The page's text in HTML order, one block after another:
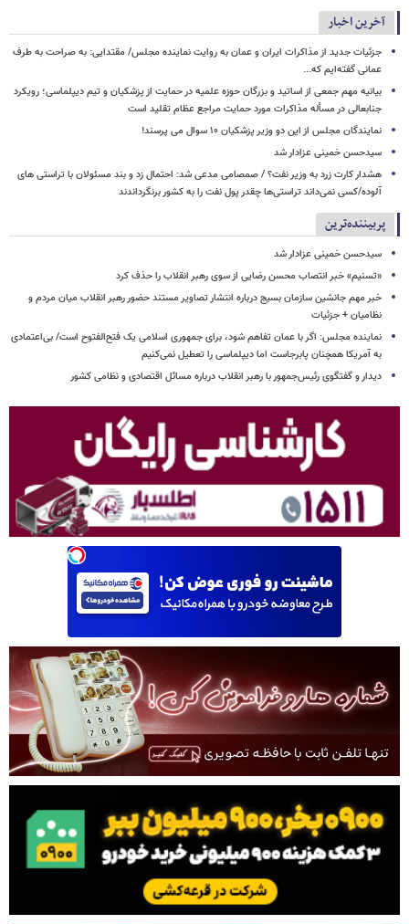
آخرین اخبار
جزئیات جدید از مذاکرات ایران و عمان به روایت نماینده مجلس/ مقتدایی: به صراحت به طرف
عمانی گفته‌ایم که...
بیانیه مهم جمعی از اساتید و بزرگان حوزه علمیه در حمایت از پزشکیان و تیم دیپلماسی؛ رویکرد
جنابعالی در مسأله مذاکرات مورد حمایت مراجع عظام تقلید است
نمایندگان مجلس از این دو وزیر پزشکیان ۱۰ سوال می پرسند!
سیدحسن خمینی عزادار شد
هشدار کارت زرد به وزیر نفت؟ / صمصامی مدعی شد: احتمال زد و بند مسئولان با تراستی های
آلوده/کسی نمی‌داند تراستی‌ها چقدر پول نفت را به کشور برنگرداندند
پربیننده‌ترین
سیدحسن خمینی عزادار شد
«تسنیم» خبر انتصاب محسن رضایی از سوی رهبر انقلاب را حذف کرد
خبر مهم جانشین سازمان بسیج درباره انتشار تصاویر مستند حضور رهبر انقلاب میان مردم و
نظامیان + جزئیات
نماینده مجلس: اگر با عمان تفاهم شود، برای جمهوری اسلامی یک فتح‌الفتوح است/ بی‌اعتمادی
به آمریکا همچنان پابرجاست اما دیپلماسی را تعطیل نمی‌کنیم
دیدار و گفتگوی رئیس‌جمهور با رهبر انقلاب درباره مسائل اقتصادی و نظامی کشور